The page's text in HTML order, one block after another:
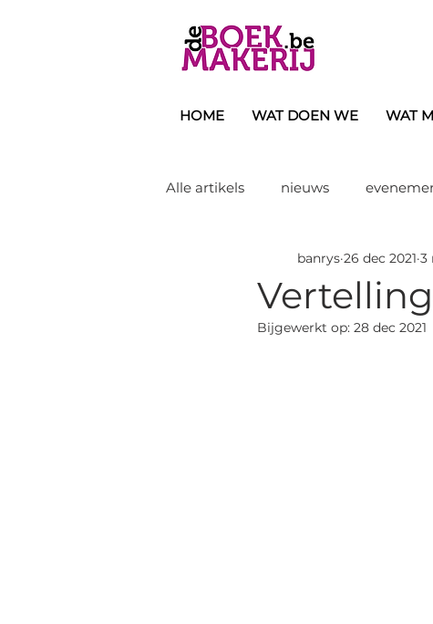
HOME WAT DOEN WE WAT
Alle artikels nieuws
eindwerken/doctoraten
handboek tijdschrift
banrys 26 dec 2021 3
Bijgewerkt op: 28 dec 2021